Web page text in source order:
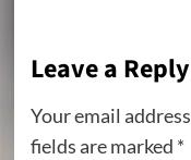
Leave a Reply
Your email
fields are marked *